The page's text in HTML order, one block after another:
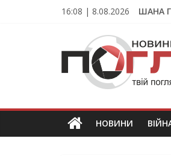
16:08 | 8.08.2026 ШАНА
Новини
Тернополя.
новини
та
НОВИНИ